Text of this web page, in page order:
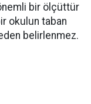
bir ölçüttür
okulun taban
belirlenmez.